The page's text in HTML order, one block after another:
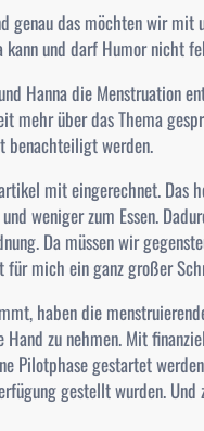
genau das möchten wir mit
kann und darf Humor nicht
Hanna die Menstruation
mehr über das Thema
benachteiligt werden.
mit eingerechnet. Das
weniger zum Essen.
Da müssen wir
für mich ein ganz großer
haben die
Hand zu nehmen. Mit
Pilotphase gestartet
gestellt wurden. Und